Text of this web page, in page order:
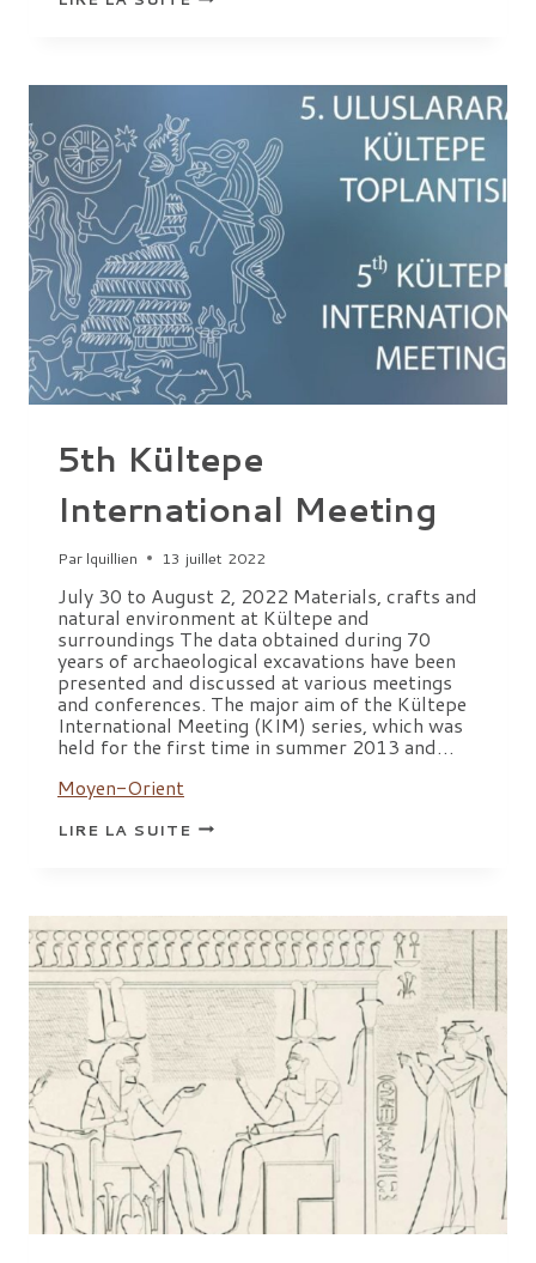
IN
5th Kültepe
International Meeting
Par lquillien 13 juillet 2022
July 30 to August 2, 2022 Materials, crafts and
natural environment at Kültepe and
surroundings The data obtained during 70
years of archaeological excavations have been
presented and discussed at various meetings
and conferences. The major aim of the Kültepe
International Meeting (KIM) series, which was
held for the first time in summer 2013 and…
Moyen-Orient
LIRE LA SUITE5TH KÜLTEPE
INTERNATIONAL